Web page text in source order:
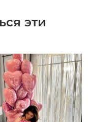
эти